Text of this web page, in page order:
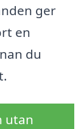
ger
en
du
utan